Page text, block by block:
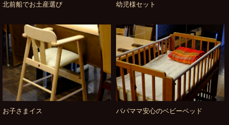
北前船でお土産選び 幼児様セット
お子さまイス パパママ安心のベビーベッド